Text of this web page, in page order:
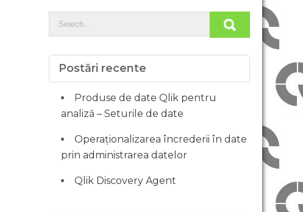
Postări recente
Produse de date Qlik pentru
analiză – Seturile de date
Operaționalizarea încrederii în date
prin administrarea datelor
Qlik Discovery Agent